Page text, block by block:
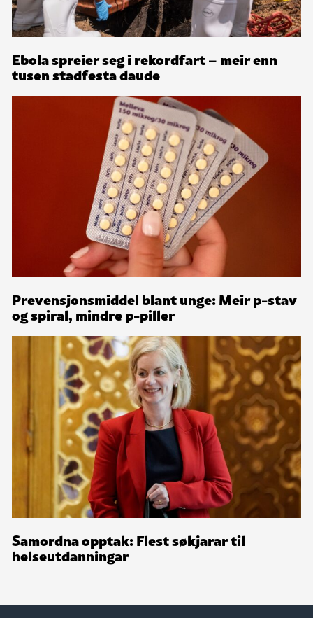
Ebola spreier seg i rekordfart – meir enn
tusen stadfesta daude
Prevensjonsmiddel blant unge: Meir p-stav
og spiral, mindre p-piller
Samordna opptak: Flest søkjarar til
helseutdanningar